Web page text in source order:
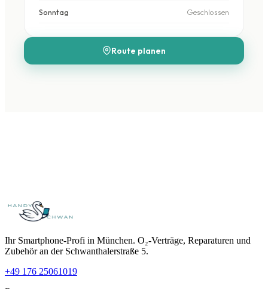
Sonntag Geschlossen
Route planen
Ihr Smartphone-Profi in München. O₂-Verträge, Reparaturen und
Zubehör an der Schwanthalerstraße 5.
+49 176 25061019